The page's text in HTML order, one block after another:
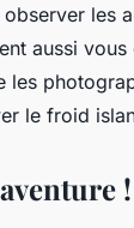
les
aussi
les
le froid
!